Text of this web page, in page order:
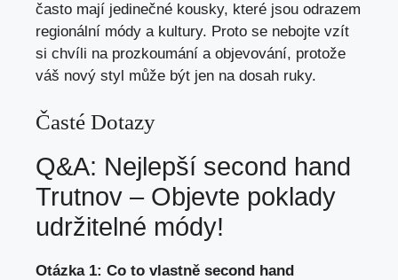
často ​mají jedinečné kousky, které jsou odrazem⁢
regionální módy a ​kultury. ‌Proto se nebojte vzít
si‍ chvíli na prozkoumání a objevování, protože
váš nový ⁤styl může být jen na dosah ruky.
Časté Dotazy
Q&A: Nejlepší ⁢second hand
⁢Trutnov – ​Objevte poklady
udržitelné módy!
Otázka 1: Co to vlastně second hand